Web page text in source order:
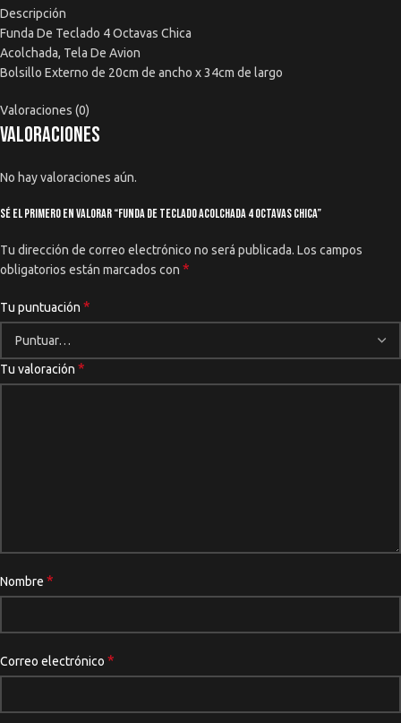
Descripción
Funda De Teclado 4 Octavas Chica
Acolchada, Tela De Avion
Bolsillo Externo de 20cm de ancho x 34cm de largo
Valoraciones (0)
Valoraciones
No hay valoraciones aún.
Sé el primero en valorar “Funda De Teclado Acolchada 4 Octavas Chica”
Tu dirección de correo electrónico no será publicada. Los campos
obligatorios están marcados con *
Tu puntuación *
Tu valoración *
Nombre *
Correo electrónico *